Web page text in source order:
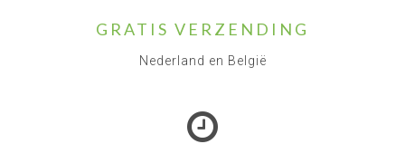
GRATIS VERZENDING
Nederland en België